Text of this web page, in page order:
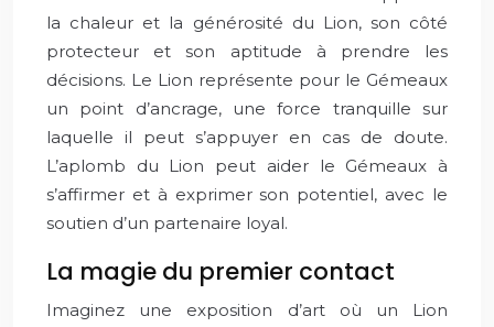
la chaleur et la générosité du Lion, son côté
protecteur et son aptitude à prendre les
décisions. Le Lion représente pour le Gémeaux
un point d’ancrage, une force tranquille sur
laquelle il peut s’appuyer en cas de doute.
L’aplomb du Lion peut aider le Gémeaux à
s’affirmer et à exprimer son potentiel, avec le
soutien d’un partenaire loyal.
La magie du premier contact
Imaginez une exposition d’art où un Lion